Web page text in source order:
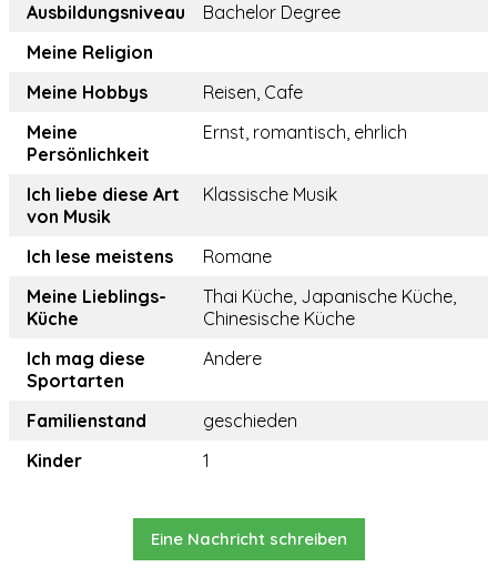
Ausbildungsniveau
Bachelor Degree
Meine Religion
Meine Hobbys
Reisen, Cafe
Meine
Persönlichkeit
Ernst, romantisch, ehrlich
Ich liebe diese Art
von Musik
Klassische Musik
Ich lese meistens
Romane
Meine Lieblings-
Küche
Thai Küche, Japanische Küche,
Chinesische Küche
Ich mag diese
Sportarten
Andere
Familienstand
geschieden
Kinder
1
Eine Nachricht schreiben